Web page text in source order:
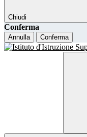
Chiudi
Conferma
Annulla Conferma